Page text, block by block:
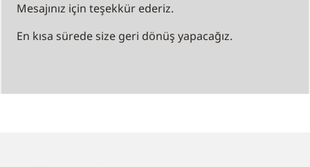
Mesajınız için teşekkür ederiz.
En kısa sürede size geri dönüş yapacağız.